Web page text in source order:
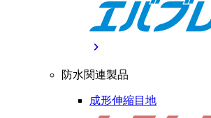
chevron_right
防水関連製品
成形伸縮目地